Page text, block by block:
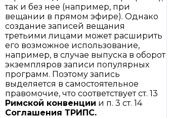
так и без нее (например, при
вещании в прямом эфире). Однако
создание записей вещания
третьими лицами может расширить
его возможное использование,
например, в случае выпуска в оборот
экземпляров записи популярных
программ. Поэтому запись
выделяется в самостоятельное
правомочие, что соответствует ст. 13
Римской конвенции и п. 3 ст. 14
Соглашения ТРИПС.